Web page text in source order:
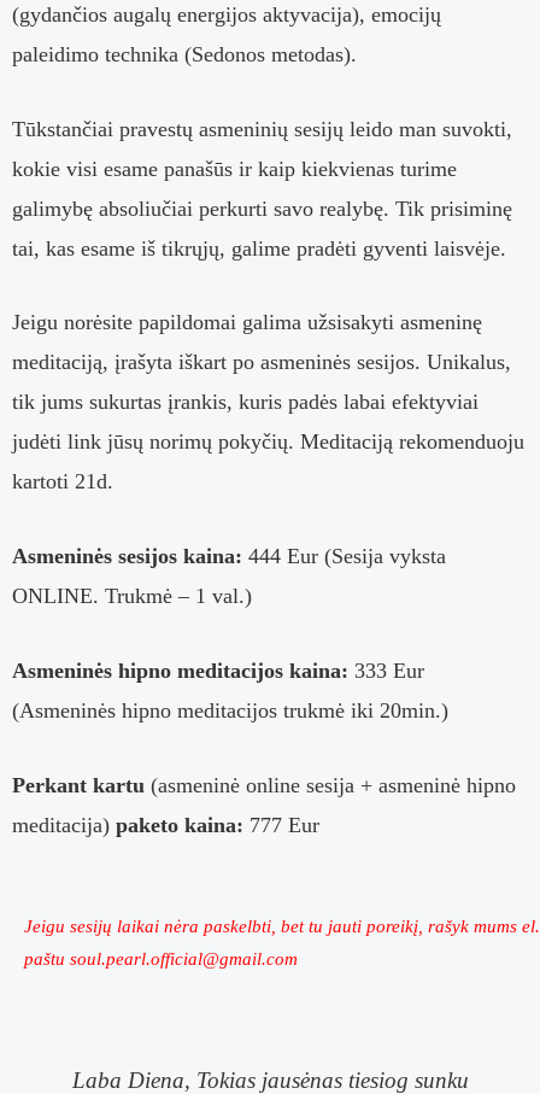
(gydančios augalų energijos aktyvacija), emocijų
paleidimo technika (Sedonos metodas).
Tūkstančiai pravestų asmeninių sesijų leido man suvokti,
kokie visi esame panašūs ir kaip kiekvienas turime
galimybę absoliučiai perkurti savo realybę. Tik prisiminę
tai, kas esame iš tikrųjų, galime pradėti gyventi laisvėje.
Jeigu norėsite papildomai galima užsisakyti asmeninę
meditaciją, įrašyta iškart po asmeninės sesijos. Unikalus,
tik jums sukurtas įrankis, kuris padės labai efektyviai
judėti link jūsų norimų pokyčių. Meditaciją rekomenduoju
kartoti 21d.
Asmeninės sesijos kaina: 444 Eur (Sesija vyksta
ONLINE. Trukmė – 1 val.)
Asmeninės hipno meditacijos kaina: 333 Eur
(Asmeninės hipno meditacijos trukmė iki 20min.)
Perkant kartu (asmeninė online sesija + asmeninė hipno
meditacija) paketo kaina: 777 Eur
Jeigu sesijų laikai nėra paskelbti, bet tu jauti poreikį, rašyk mums el.
paštu soul.pearl.official@gmail.com
Laba Diena, Tokias jausėnas tiesiog sunku